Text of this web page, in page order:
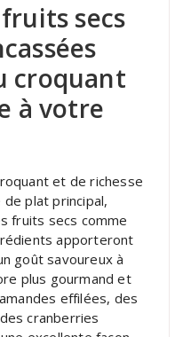
secs
croquant
à votre
et de richesse
plat principal,
fruits secs comme
apporteront
goût savoureux à
plus gourmand et
effilées, des
cranberries